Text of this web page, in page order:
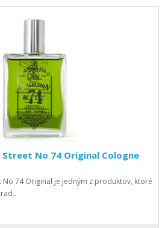
No 74 Original Cologne
74 Original je jedným z produktov, ktoré